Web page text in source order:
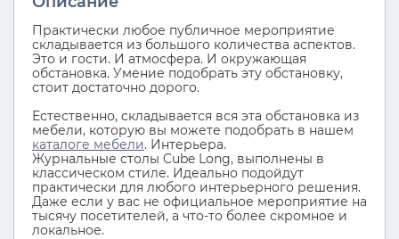
Практически любое публичное мероприятие
складывается из большого количества аспектов.
Это и гости. И атмосфера. И окружающая
обстановка. Умение подобрать эту обстановку,
стоит достаточно дорого.
Естественно, складывается вся эта обстановка из
мебели, которую вы можете подобрать в нашем
каталоге мебели. Интерьера.
Журнальные столы Cube Long, выполнены в
классическом стиле. Идеально подойдут
практически для любого интерьерного решения.
Даже если у вас не официальное мероприятие на
тысячу посетителей, а что-то более скромное и
локальное.